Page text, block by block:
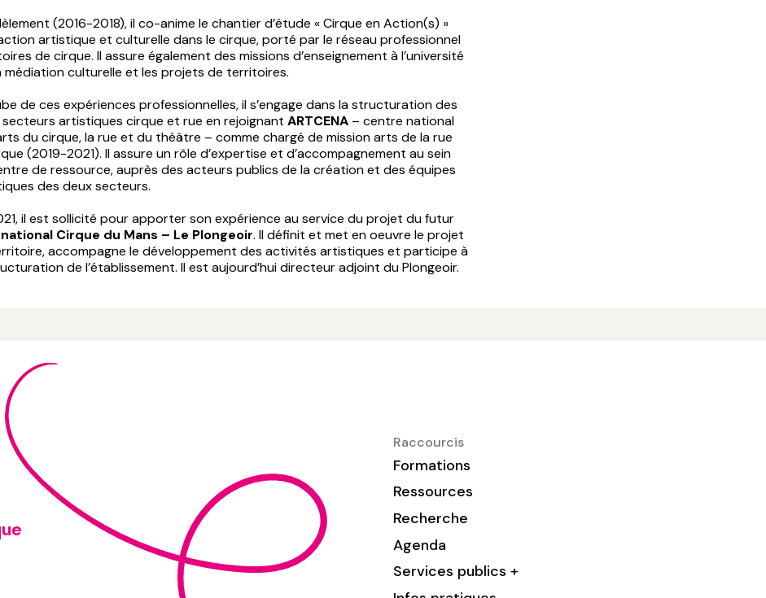
(2016-2018), il co-anime le chantier d’étude « Cirque en Action(s) »
artistique et culturelle dans le cirque, porté par le réseau professionnel
de cirque. Il assure également des missions d’enseignement à l’université
médiation culturelle et les projets de territoires.
de ces expériences professionnelles, il s’engage dans la structuration des
artistiques cirque et rue en rejoignant ARTCENA – centre national
du cirque, la rue et du théâtre – comme chargé de mission arts de la rue
(2019-2021). Il assure un rôle d’expertise et d’accompagnement au sein
de ressource, auprès des acteurs publics de la création et des équipes
des deux secteurs.
il est sollicité pour apporter son expérience au service du projet du futur
Cirque du Mans – Le Plongeoir. Il définit et met en oeuvre le projet
accompagne le développement des activités artistiques et participe à
de l’établissement. Il est aujourd’hui directeur adjoint du Plongeoir.
Raccourcis
Formations
Ressources
Recherche
Agenda
Services publics +